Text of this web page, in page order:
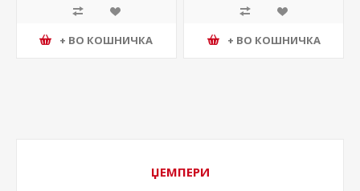
+ ВО КОШНИЧКА + ВО КОШНИЧКА
ЏЕМПЕРИ